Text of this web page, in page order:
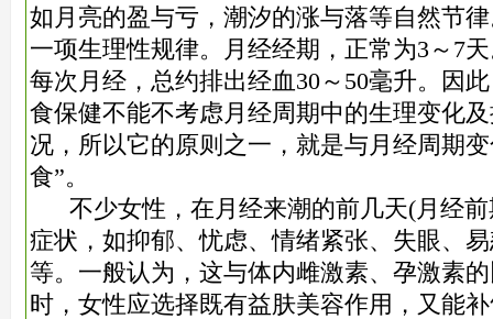
如月亮的盈与亏，潮汐的涨与落等自然节
一项生理性规律。月经经期，正常为3～7
每次月经，总约排出经血30～50毫升。因
食保健不能不考虑月经周期中的生理变化
况，所以它的原则之一，就是与月经周期
食”。
不少女性，在月经来潮的前几天(月经前
症状，如抑郁、忧虑、情绪紧张、失眼、
等。一般认为，这与体内雌激素、孕激素
时，女性应选择既有益肤美容作用，又能